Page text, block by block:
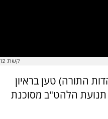
קשת 12
התורה) טען בראיון
'אנשים' בקשת 12 כי תנועת הלהט"ב מסוכנת